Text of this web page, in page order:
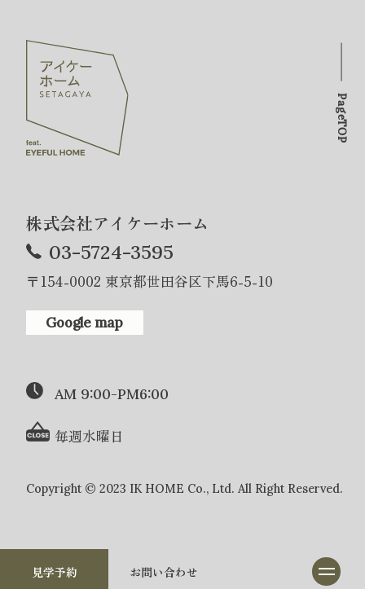
見学予約 お問い合わせ
株式会社アイケーホーム
03-5724-3595
〒154-0002 東京都世田谷区下馬6-5-10
Google map
AM 9:00-PM6:00
毎週水曜日
Copyright © 2023 IK HOME Co., Ltd. All Right Reserved.
PageTOP